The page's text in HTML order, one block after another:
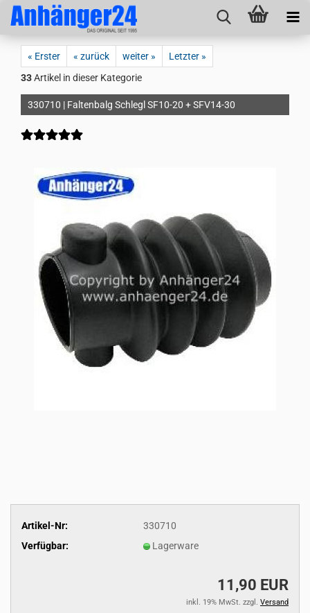
« Erster « zurück weiter »
Letzter »
33Artikel in dieser Kategorie
330710 | Faltenbalg Schlegl SF10-20 + SFV14-30
Artikel-Nr:
330710
Verfügbar:
Lagerware
11,90 EUR
inkl. 19% MwSt. zzgl. Versand